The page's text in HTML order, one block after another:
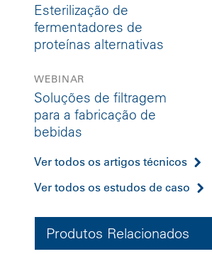
Esterilização de
fermentadores de
proteínas alternativas
WEBINAR
Soluções de filtragem
para a fabricação de
bebidas
Ver todos os artigos técnicos
Ver todos os estudos de caso
Produtos Relacionados